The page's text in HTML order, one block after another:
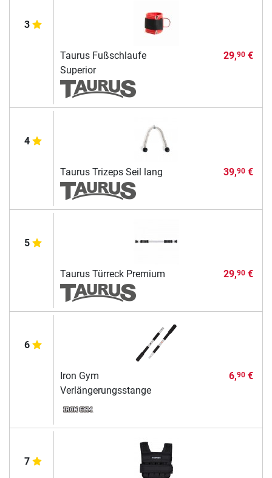
3
Taurus Fußschlaufe
Superior
29,90€
4
Taurus Trizeps Seil lang 39,90€
5
Taurus Türreck Premium 29,90€
6
Iron Gym
Verlängerungsstange
6,90€
7